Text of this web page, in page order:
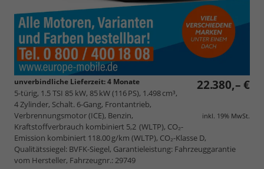
22.380,– €
inkl. 19% MwSt.
unverbindliche Lieferzeit:4 Monate
5-türig, 1.5 TSI 85 kW, 85 kW (116 PS), 1.498 cm³,
4 Zylinder, Schalt. 6-Gang, Frontantrieb,
Verbrennungsmotor (ICE), Benzin,
Kraftstoffverbrauch kombiniert 5,2 (WLTP), CO₂-
Emission kombiniert 118.00 g/km (WLTP), CO₂-Klasse D,
Qualitätssiegel: BVFK-Siegel, Garantieleistung: Fahrzeuggarantie
vom Hersteller, Fahrzeugnr.: 29749